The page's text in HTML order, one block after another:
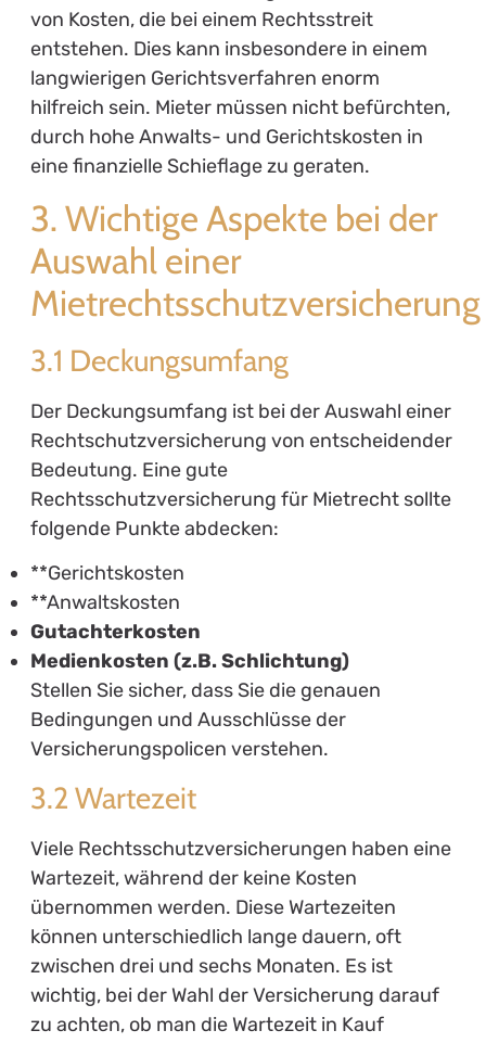
von Kosten, die bei einem Rechtsstreit
entstehen. Dies kann insbesondere in einem
langwierigen Gerichtsverfahren enorm
hilfreich sein. Mieter müssen nicht befürchten,
durch hohe Anwalts- und Gerichtskosten in
eine finanzielle Schieflage zu geraten.
3. Wichtige Aspekte bei der
Auswahl einer
Mietrechtsschutzversicherung
3.1 Deckungsumfang
Der Deckungsumfang ist bei der Auswahl einer
Rechtschutzversicherung von entscheidender
Bedeutung. Eine gute
Rechtsschutzversicherung für Mietrecht sollte
folgende Punkte abdecken:
**Gerichtskosten
**Anwaltskosten
Gutachterkosten
Medienkosten (z.B. Schlichtung)
Stellen Sie sicher, dass Sie die genauen
Bedingungen und Ausschlüsse der
Versicherungspolicen verstehen.
3.2 Wartezeit
Viele Rechtsschutzversicherungen haben eine
Wartezeit, während der keine Kosten
übernommen werden. Diese Wartezeiten
können unterschiedlich lange dauern, oft
zwischen drei und sechs Monaten. Es ist
wichtig, bei der Wahl der Versicherung darauf
zu achten, ob man die Wartezeit in Kauf